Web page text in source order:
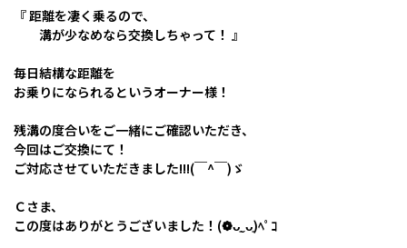
『 距離を凄く乗るので、
溝が少なめなら交換しちゃって！ 』
毎日結構な距離を
お乗りになられるというオーナー様！
残溝の度合いをご一緒にご確認いただき、
今回はご交換にて！
ご対応させていただきました!!!(￣^￣)ゞ
Ｃさま、
この度はありがとうございました！(❁ᴗ͈ˬᴗ͈)ﾍﾟｺ